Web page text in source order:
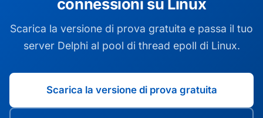
connessioni su Linux
Scarica la versione di prova gratuita e passa il tuo
server Delphi al pool di thread epoll di Linux.
Scarica la versione di prova gratuita